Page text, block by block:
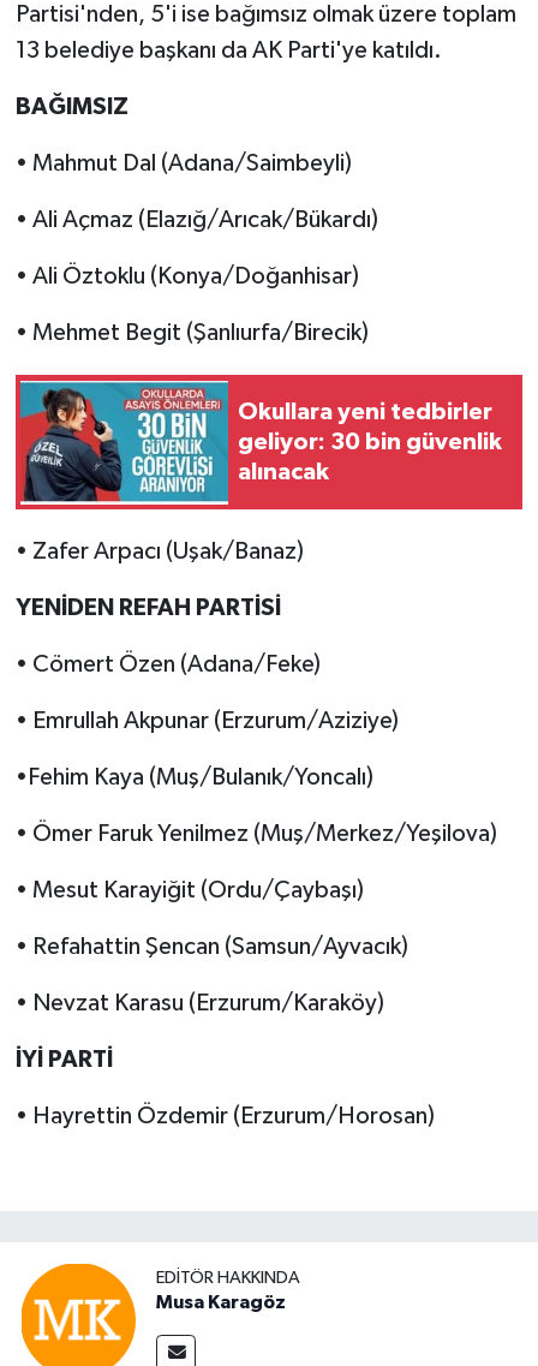
Partisi'nden, 5'i ise bağımsız olmak üzere toplam
13 belediye başkanı da AK Parti'ye katıldı.
BAĞIMSIZ
• Mahmut Dal (Adana/Saimbeyli)
• Ali Açmaz (Elazığ/Arıcak/Bükardı)
• Ali Öztoklu (Konya/Doğanhisar)
• Mehmet Begit (Şanlıurfa/Birecik)
Okullara yeni tedbirler
geliyor: 30 bin güvenlik
alınacak
• Zafer Arpacı (Uşak/Banaz)
YENİDEN REFAH PARTİSİ
• Cömert Özen (Adana/Feke)
• Emrullah Akpunar (Erzurum/Aziziye)
•Fehim Kaya (Muş/Bulanık/Yoncalı)
• Ömer Faruk Yenilmez (Muş/Merkez/Yeşilova)
• Mesut Karayiğit (Ordu/Çaybaşı)
• Refahattin Şencan (Samsun/Ayvacık)
• Nevzat Karasu (Erzurum/Karaköy)
İYİ PARTİ
• Hayrettin Özdemir (Erzurum/Horosan)
EDITÖR HAKKINDA
Musa Karagöz